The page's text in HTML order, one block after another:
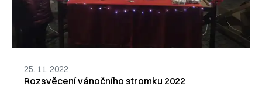
25. 11. 2022
Rozsvěcení vánočního stromku 2022